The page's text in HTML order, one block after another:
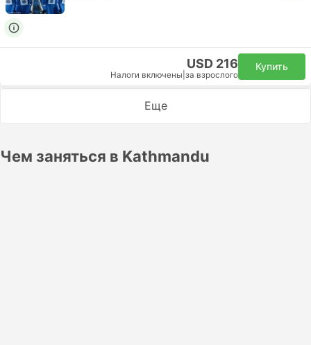
USD 216
Налоги включены за взрослого
Купить
Еще
Чем заняться в Kathmandu